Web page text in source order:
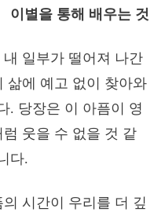
이별을 통해 배우는 것
일부가 떨어져 나간
삶에 예고 없이 찾아와
. 당장은 이 아픔이 영
웃을 수 없을 것 같
다.
시간이 우리를 더 깊